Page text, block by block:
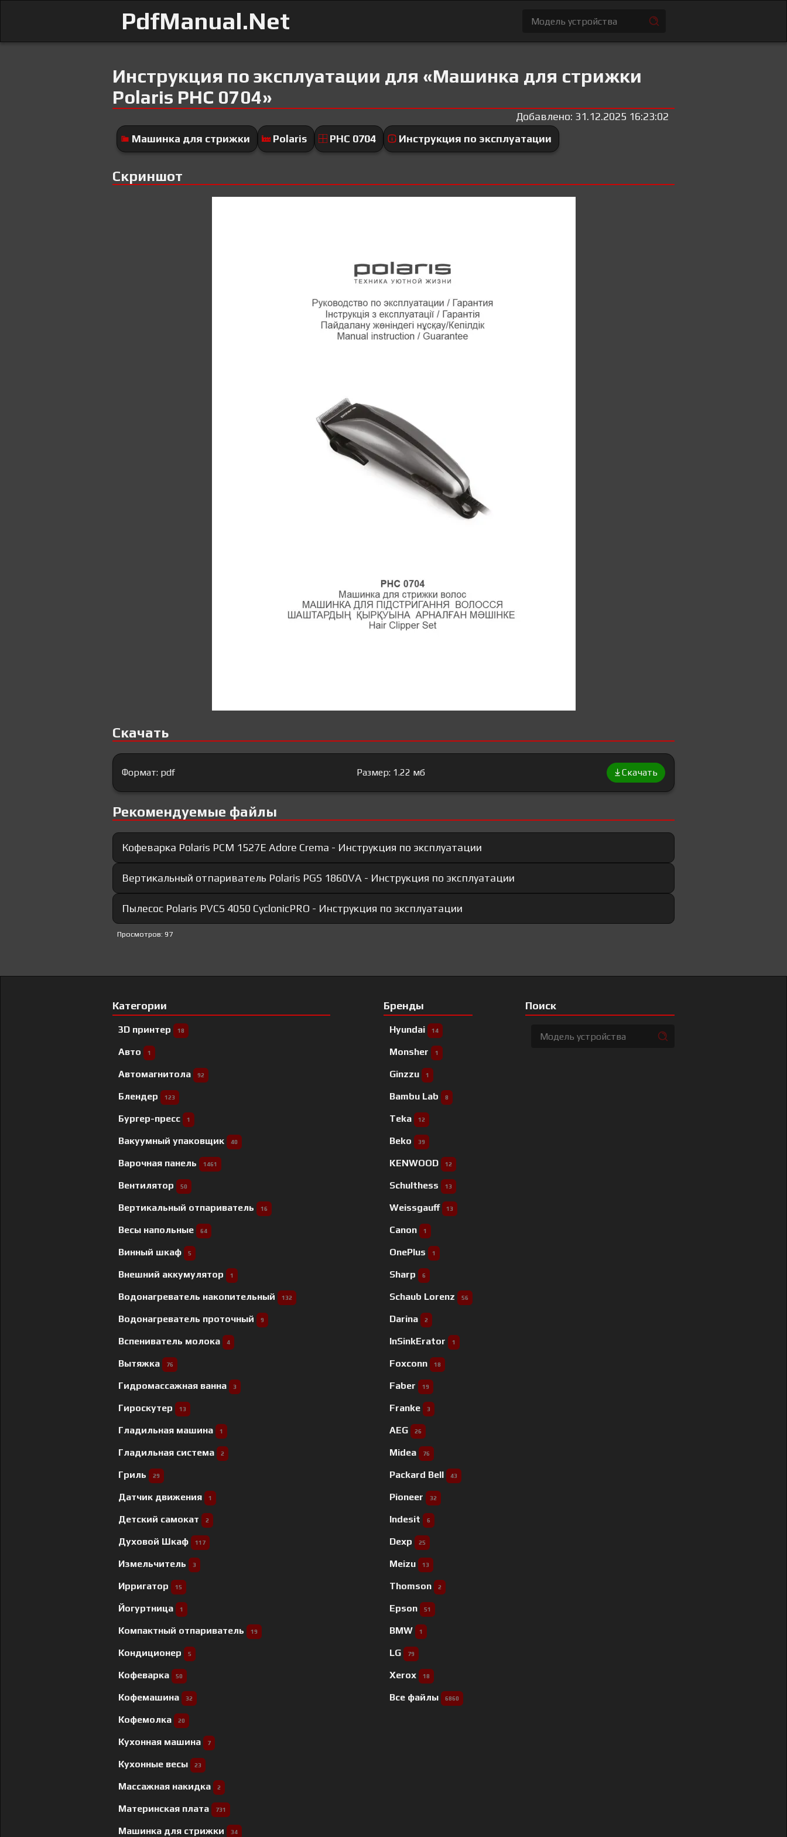
PdfManual.Net
Инструкция по эксплуатации для «Машинка для стрижки
Polaris PHC 0704»
Добавлено: 31.12.2025 16:23:02
Машинка для стрижки
Polaris PHC 0704 Инструкция по эксплуатации
Скриншот
Скачать
Формат: pdf Размер: 1.22 мб Скачать
Рекомендуемые файлы
Кофеварка Polaris PCM 1527E Adore Crema - Инструкция по эксплуатации
Вертикальный отпариватель Polaris PGS 1860VA - Инструкция по эксплуатации
Пылесос Polaris PVCS 4050 CyclonicPRO - Инструкция по эксплуатации
Просмотров: 97
Категории
3D принтер 18
Авто 1
Автомагнитола 92
Блендер 123
Бургер-пресс 1
Вакуумный упаковщик 40
Варочная панель 1461
Вентилятор 50
Вертикальный отпариватель 16
Весы напольные 64
Винный шкаф 5
Внешний аккумулятор 1
Водонагреватель накопительный 132
Водонагреватель проточный 9
Вспениватель молока 4
Вытяжка 76
Гидромассажная ванна 3
Гироскутер 13
Гладильная машина 1
Гладильная система 2
Гриль 29
Датчик движения 1
Детский самокат 2
Духовой Шкаф 117
Измельчитель 3
Ирригатор 15
Йогуртница 1
Компактный отпариватель 19
Кондиционер 5
Кофеварка 50
Кофемашина 32
Кофемолка 20
Кухонная машина 7
Кухонные весы 23
Массажная накидка 2
Материнская плата 731
Машинка для стрижки 34
Бренды
Hyundai 14
Monsher 1
Ginzzu 1
Bambu Lab 8
Teka 12
Beko 39
KENWOOD 12
Schulthess 13
Weissgauff 13
Canon 1
OnePlus 1
Sharp 6
Schaub Lorenz 56
Darina 2
InSinkErator 1
Foxconn 18
Faber 19
Franke 3
AEG 26
Midea 76
Packard Bell 43
Pioneer 32
Indesit 6
Dexp 25
Meizu 13
Thomson 2
Epson 51
BMW 1
LG 79
Xerox 18
Все файлы 6860
Поиск